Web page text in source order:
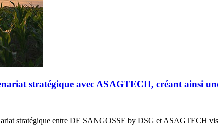
stratégique avec ASAGTECH, créant ainsi
stratégique entre DE SANGOSSE by DSG et ASAGTECH